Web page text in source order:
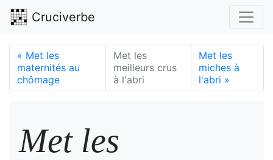
Cruciverbe
« Met les
maternités au
chômage
Met les
meilleurs crus
à l'abri
Met les
miches à
l'abri »
Met les